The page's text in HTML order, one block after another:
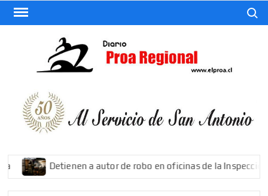
Saltar
Detienen a autor de robo en oficinas de la Inspección